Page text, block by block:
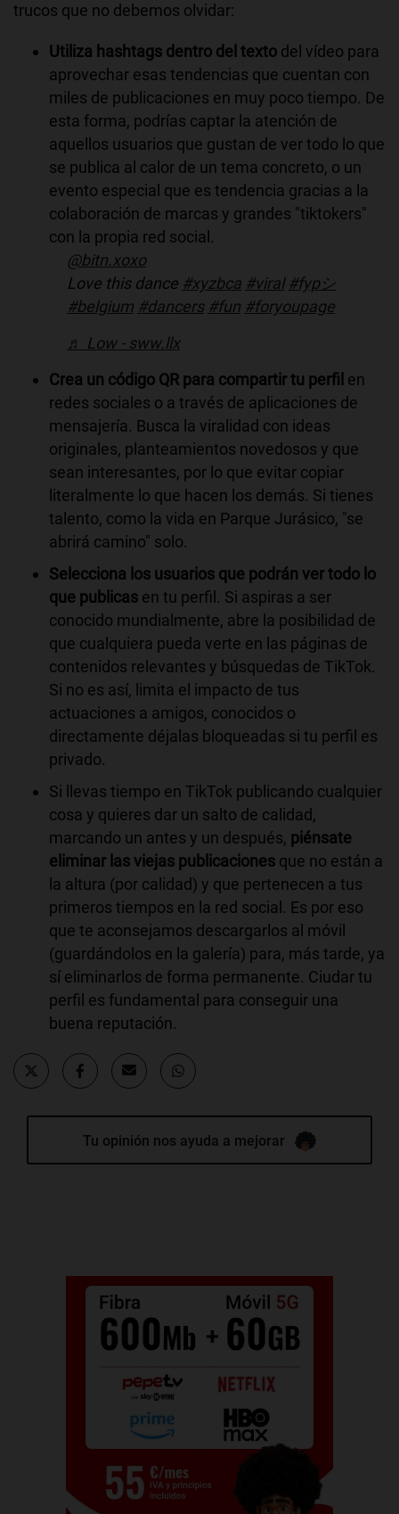
trucos que no debemos olvidar:
Utiliza hashtags dentro del texto del vídeo para
aprovechar esas tendencias que cuentan con
miles de publicaciones en muy poco tiempo. De
esta forma, podrías captar la atención de
aquellos usuarios que gustan de ver todo lo que
se publica al calor de un tema concreto, o un
evento especial que es tendencia gracias a la
colaboración de marcas y grandes "tiktokers"
con la propia red social.
@bitn.xoxo
Love this dance #xyzbca #viral #fypシ
#belgium #dancers #fun #foryoupage
♬ Low - sww.llx
Crea un código QR para compartir tu perfil en
redes sociales o a través de aplicaciones de
mensajería. Busca la viralidad con ideas
originales, planteamientos novedosos y que
sean interesantes, por lo que evitar copiar
literalmente lo que hacen los demás. Si tienes
talento, como la vida en Parque Jurásico, "se
abrirá camino" solo.
Selecciona los usuarios que podrán ver todo lo
que publicas en tu perfil. Si aspiras a ser
conocido mundialmente, abre la posibilidad de
que cualquiera pueda verte en las páginas de
contenidos relevantes y búsquedas de TikTok.
Si no es así, limita el impacto de tus
actuaciones a amigos, conocidos o
directamente déjalas bloqueadas si tu perfil es
privado.
Si llevas tiempo en TikTok publicando cualquier
cosa y quieres dar un salto de calidad,
marcando un antes y un después, piénsate
eliminar las viejas publicaciones que no están a
la altura (por calidad) y que pertenecen a tus
primeros tiempos en la red social. Es por eso
que te aconsejamos descargarlos al móvil
(guardándolos en la galería) para, más tarde, ya
sí eliminarlos de forma permanente. Ciudar tu
perfil es fundamental para conseguir una
buena reputación.
Tu opinión nos ayuda a mejorar